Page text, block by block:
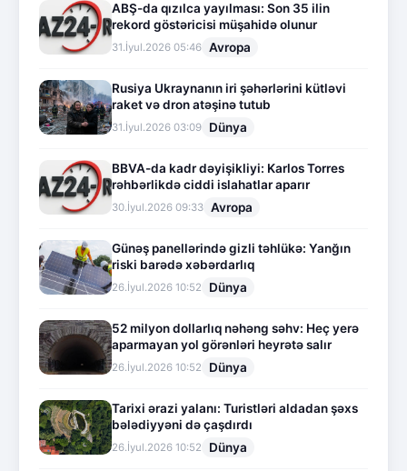
ABŞ-da qızılca yayılması: Son 35 ilin
rekord göstəricisi müşahidə olunur
31.İyul.2026 05:46 Avropa
Rusiya Ukraynanın iri şəhərlərini kütləvi
raket və dron atəşinə tutub
31.İyul.2026 03:09 Dünya
BBVA-da kadr dəyişikliyi: Karlos Torres
rəhbərlikdə ciddi islahatlar aparır
30.İyul.2026 09:33 Avropa
Günəş panellərində gizli təhlükə: Yanğın
riski barədə xəbərdarlıq
26.İyul.2026 10:52 Dünya
52 milyon dollarlıq nəhəng səhv: Heç yerə
aparmayan yol görənləri heyrətə salır
26.İyul.2026 10:52 Dünya
Tarixi ərazi yalanı: Turistləri aldadan şəxs
bələdiyyəni də çaşdırdı
26.İyul.2026 10:52 Dünya